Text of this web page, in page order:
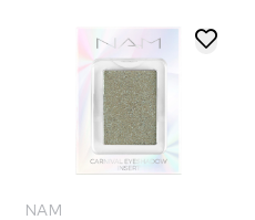
NAM